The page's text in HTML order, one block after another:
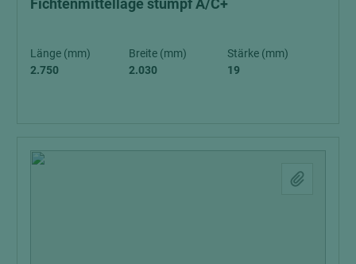
Fichtenmittellage stumpf A/C+
Länge (mm)
2.750
Breite (mm)
2.030
Stärke (mm)
19